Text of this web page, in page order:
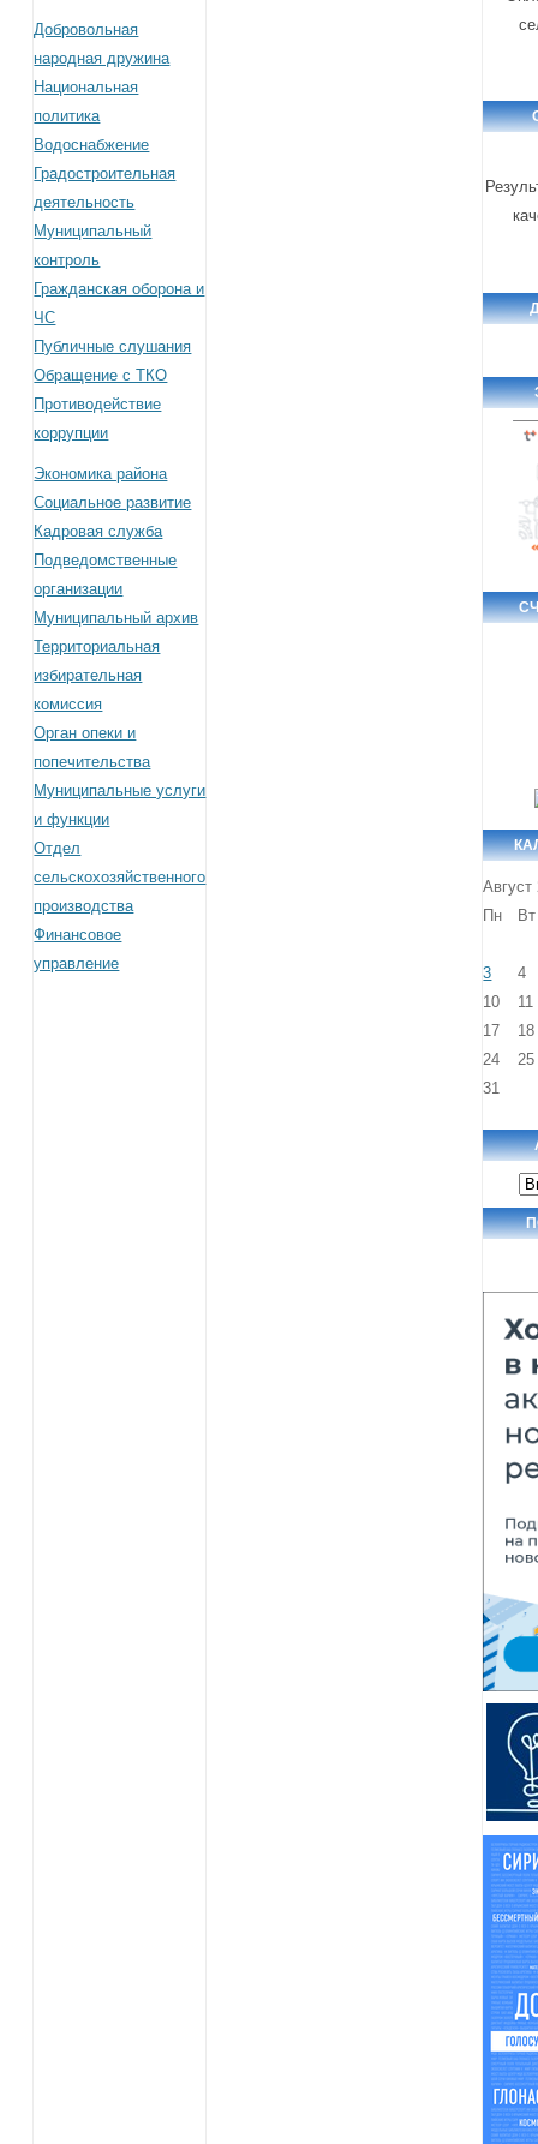
Добровольная
народная дружина
Национальная
политика
Водоснабжение
Градостроительная
деятельность
Муниципальный
контроль
Гражданская оборона и
ЧС
Публичные слушания
Обращение с ТКО
Противодействие
коррупции
Экономика района
Социальное развитие
Кадровая служба
Подведомственные
организации
Муниципальный архив
Территориальная
избирательная
комиссия
Орган опеки и
попечительства
Муниципальные услуги
и функции
Отдел
сельскохозяйственного
производства
Финансовое
управление
Август
Пн
Вт
3
4
10
11
17
18
24
25
31